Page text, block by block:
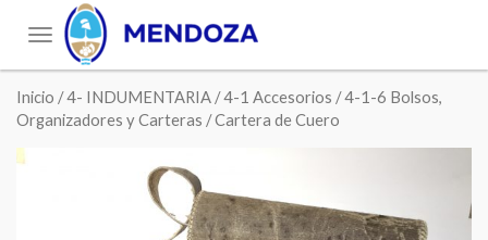
Toggle
navigation
Inicio /4- INDUMENTARIA /4-1 Accesorios /4-1-6 Bolsos,
Organizadores y Carteras / Cartera de Cuero